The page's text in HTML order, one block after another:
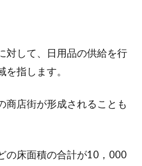
対して、日用品の供給を行
指します。
商店街が形成されることも
の床面積の合計が10，000